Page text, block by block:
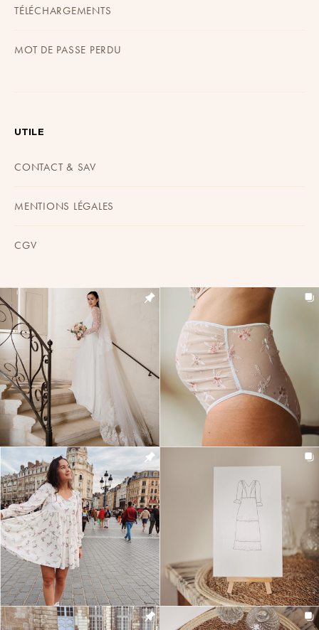
TÉLÉCHARGEMENTS
MOT DE PASSE PERDU
UTILE
CONTACT & SAV
MENTIONS LÉGALES
CGV